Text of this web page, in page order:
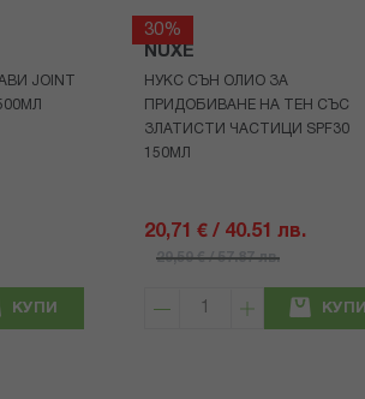
JOINT
КУПИ
30%
NUXE
НУКС СЪН ОЛИО ЗА
ПРИДОБИВАНЕ НА ТЕН СЪС
ЗЛАТИСТИ ЧАСТИЦИ SPF30
150МЛ
20,71 € / 40.51 лв.
29,59 € / 57.87 лв.
КУПИ